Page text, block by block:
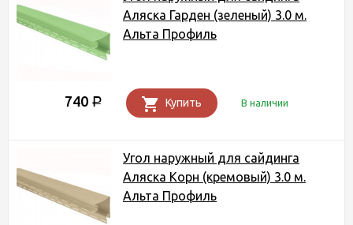
Аляска Гарден (зеленый) 3.0 м.
Альта Профиль
740 Р Купить В наличии
Угол наружный для сайдинга
Аляска Корн (кремовый) 3.0 м.
Альта Профиль